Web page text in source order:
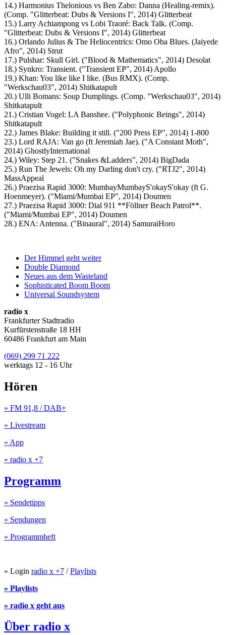
14.) Harmonius Thelonious vs Ben Zabo: Danna (Healing-remix).
(Comp. "Glitterbeat: Dubs & Versions I", 2014) Glitterbeat
15.) Larry Achiampong vs Lobi Traoré: Back Talk. (Comp.
"Glitterbeat: Dubs & Versions I", 2014) Glitterbeat
16.) Orlando Julius & The Heliocentrics: Omo Oba Blues. (Jaiyede
Afro", 2014) Strut
17.) Pulshar: Skull Girl. ("Blood & Mathematics", 2014) Desolat
18.) Synkro: Transient. ("Transient EP", 2014) Apollo
19.) Khan: You like like I like. (Bus RMX). (Comp.
"Werkschau03", 2014) Shitkatapult
20.) Ulli Bomans: Soup Dumplings. (Comp. "Werkschau03", 2014)
Shitkatapult
21.) Cristian Vogel: LA Banshee. ("Polyphonic Beings", 2014)
Shitkatapult
22.) James Blake: Building it still. ("200 Press EP", 2014) 1-800
23.) Lord RAJA: Van go (ft Jeremiah Jae). ("A Constant Moth",
2014) GhostlyInternational
24.) Wiley: Step 21. ("Snakes &Ladders", 2014) BigDada
25.) Run The Jewels: Oh my Darling don't cry. ("RTJ2", 2014)
MassAppeal
26.) Praezisa Rapid 3000: MumbayMumbayS'okayS'okay (ft G.
Hoenmeyer). ("Miami/Mumbai EP", 2014) Doumen
27.) Praezisa Rapid 3000: Dial 911 **Föllner Beach Patrol**.
("Miami/Mumbai EP", 2014) Doumen
28.) ENA: Antenna. ("Binaural", 2014) SamuraiHoro
Der Himmel geht weiter
Double Diamond
Neues aus dem Wasteland
Sophisticated Boom Boom
Universal Soundsystem
radio x
Frankfurter Stadtradio
Kurfürstenstraße 18 HH
60486 Frankfurt am Main
(069) 299 71 222
werktags 12 - 16 Uhr
Hören
» FM 91,8 / DAB+
» Livestream
» App
» radio x +7
Programm
» Sendetipps
» Sendungen
» Programmheft
» Login radio x +7 /Playlists
» Playlists
» radio x geht aus
Über radio x